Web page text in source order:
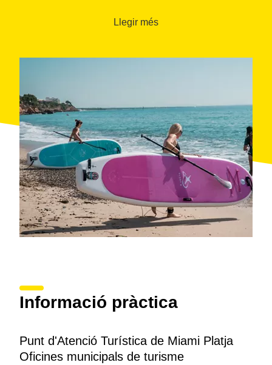
Llegir més
Informació pràctica
Punt d'Atenció Turística de Miami Platja
Oficines municipals de turisme